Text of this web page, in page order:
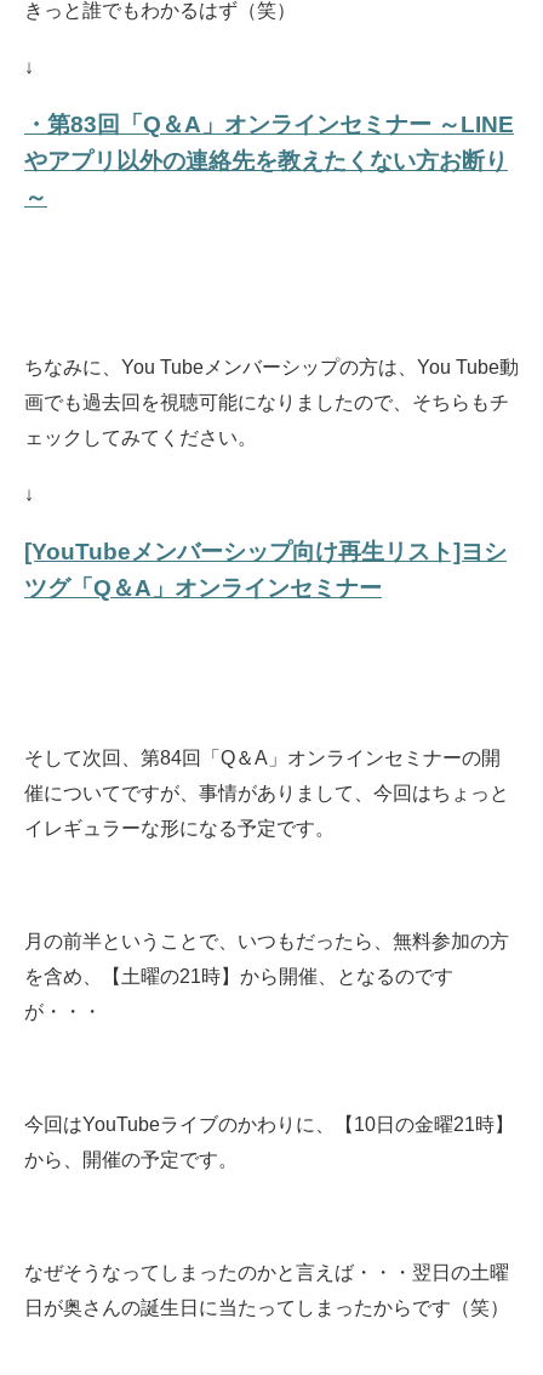
きっと誰でもわかるはず（笑）
↓
・第83回「Q＆A」オンラインセミナー ～LINE
やアプリ以外の連絡先を教えたくない方お断り
～
ちなみに、You Tubeメンバーシップの方は、You Tube動
画でも過去回を視聴可能になりましたので、そちらもチ
ェックしてみてください。
↓
[YouTubeメンバーシップ向け再生リスト]ヨシ
ツグ「Q＆A」オンラインセミナー
そして次回、第84回「Q＆A」オンラインセミナーの開
催についてですが、事情がありまして、今回はちょっと
イレギュラーな形になる予定です。
月の前半ということで、いつもだったら、無料参加の方
を含め、【土曜の21時】から開催、となるのです
が・・・
今回はYouTubeライブのかわりに、【10日の金曜21時】
から、開催の予定です。
なぜそうなってしまったのかと言えば・・・翌日の土曜
日が奥さんの誕生日に当たってしまったからです（笑）